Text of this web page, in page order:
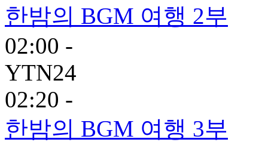
한밤의 BGM 여행 2부
02:00 -
YTN24
02:20 -
한밤의 BGM 여행 3부